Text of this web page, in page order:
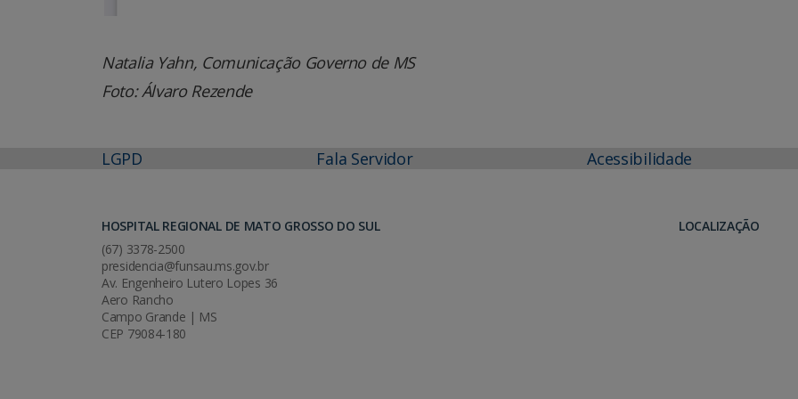
Natalia Yahn, Comunicação Governo de MS
Foto: Álvaro Rezende
LGPD Fala Servidor Acessibilidade
HOSPITAL REGIONAL DE MATO GROSSO DO SUL
(67) 3378-2500
presidencia@funsau.ms.gov.br
Av. Engenheiro Lutero Lopes 36
Aero Rancho
Campo Grande | MS
CEP 79084-180
LOCALIZAÇÃO